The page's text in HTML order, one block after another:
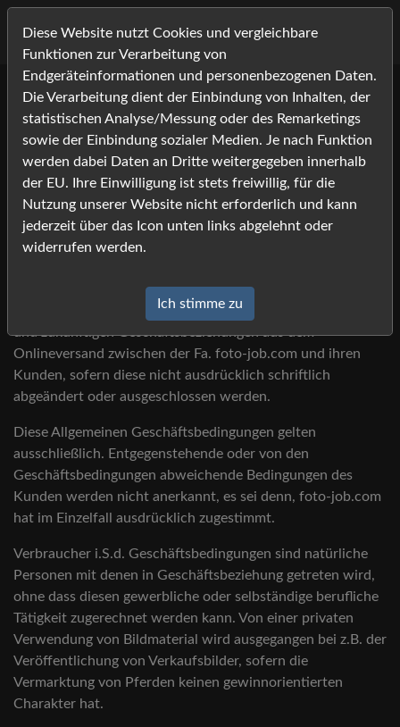
AGB
§ 1 Allgemeines –
Diese Geschäftsbedingungen gelten für alle gegenwärtigen
und zukünftigen Geschäftsbeziehungen aus dem
Onlineversand zwischen der Fa. foto-job.com und ihren
Kunden, sofern diese nicht ausdrücklich schriftlich
abgeändert oder ausgeschlossen werden.
Diese Allgemeinen Geschäftsbedingungen gelten
ausschließlich. Entgegenstehende oder von den
Geschäftsbedingungen abweichende Bedingungen des
Kunden werden nicht anerkannt, es sei denn, foto-job.com
hat im Einzelfall ausdrücklich zugestimmt.
Verbraucher i.S.d. Geschäftsbedingungen sind natürliche
Personen mit denen in Geschäftsbeziehung getreten wird,
ohne dass diesen gewerbliche oder selbständige berufliche
Tätigkeit zugerechnet werden kann. Von einer privaten
Verwendung von Bildmaterial wird ausgegangen bei z.B. der
Veröffentlichung von Verkaufsbilder, sofern die
Vermarktung von Pferden keinen gewinnorientierten
Charakter hat.
Diese Website nutzt Cookies und vergleichbare
Funktionen zur Verarbeitung von
Endgeräteinformationen und personenbezogenen Daten.
Die Verarbeitung dient der Einbindung von Inhalten, der
statistischen Analyse/Messung oder des Remarketings
sowie der Einbindung sozialer Medien. Je nach Funktion
werden dabei Daten an Dritte weitergegeben innerhalb
der EU. Ihre Einwilligung ist stets freiwillig, für die
Nutzung unserer Website nicht erforderlich und kann
jederzeit über das Icon unten links abgelehnt oder
widerrufen werden.
Ich stimme zu